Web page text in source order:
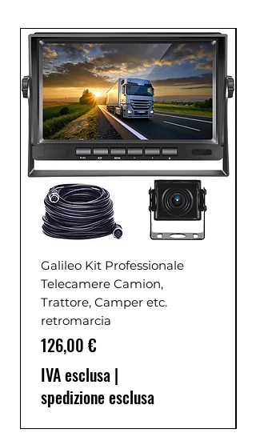
Galileo Kit Professionale
Telecamere Camion,
Trattore, Camper etc.
retromarcia
Prezzo
126,00 €
IVA esclusa |
spedizione esclusa